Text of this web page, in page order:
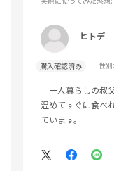
ヒトデ
購入確認済み 性別:
一人暮らしの叔
温めてすぐに食べ
ています。